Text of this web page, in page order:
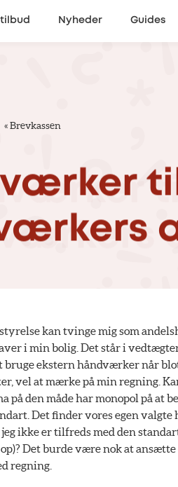
Nyheder Guides
«Brevkassen
til
kan tvinge mig som
i min bolig. Det står i
bruge ekstern håndværker når
vel at mærke på min regning.
den måde har monopol på at
Det finder vores egen
ikke er tilfreds med den
Det burde være nok at
regning.